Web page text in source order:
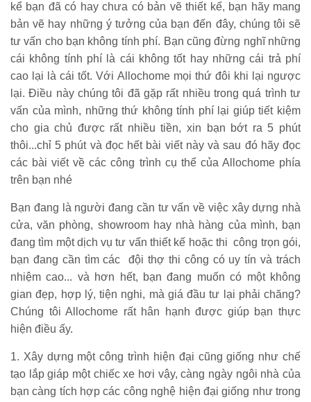
kể bạn đã có hay chưa có bản vẽ thiết kế, bạn hãy mang
bản vẽ hay những ý tưởng của bạn đến đây, chúng tôi sẽ
tư vấn cho bạn không tính phí. Bạn cũng đừng nghĩ những
cái không tính phí là cái không tốt hay những cái trả phí
cao lại là cái tốt. Với Allochome mọi thứ đôi khi lại ngược
lại. Điều này chúng tôi đã gặp rất nhiều trong quá trình tư
vấn của mình, những thứ không tính phí lại giúp tiết kiệm
cho gia chủ được rất nhiều tiền, xin bạn bớt ra 5 phút
thôi...chỉ 5 phút và đọc hết bài viết này và sau đó hãy đọc
các bài viết về các công trình cụ thể của Allochome phía
trên bạn nhé
Bạn đang là người đang cần tư vấn về việc xây dựng nhà
cửa, văn phòng, showroom hay nhà hàng của mình, bạn
đang tìm một dịch vụ tư vấn thiết kế hoặc thi công trọn gói,
bạn đang cần tìm các đội thợ thi công có uy tín và trách
nhiệm cao... và hơn hết, bạn đang muốn có một không
gian đẹp, hợp lý, tiện nghi, mà giá đầu tư lại phải chăng?
Chúng tôi Allochome rất hân hạnh được giúp bạn thực
hiện điều ấy.
1. Xây dựng một công trình hiện đại cũng giống như chế
tạo lắp giáp một chiếc xe hơi vậy, càng ngày ngôi nhà của
bạn càng tích hợp các công nghệ hiện đại giống như trong